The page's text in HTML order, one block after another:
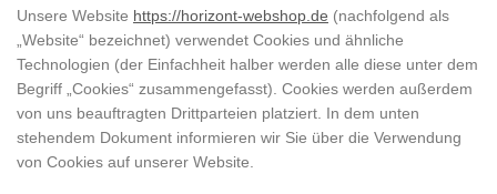
Unsere Website https://horizont-webshop.de (nachfolgend als
„Website“ bezeichnet) verwendet Cookies und ähnliche
Technologien (der Einfachheit halber werden alle diese unter dem
Begriff „Cookies“ zusammengefasst). Cookies werden außerdem
von uns beauftragten Drittparteien platziert. In dem unten
stehendem Dokument informieren wir Sie über die Verwendung
von Cookies auf unserer Website.